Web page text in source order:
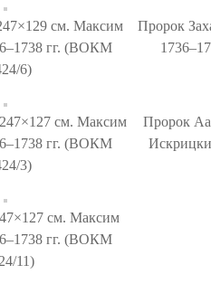
см. Максим
гг. (ВОКМ
6)
Пророк
см. Максим
гг. (ВОКМ
3)
Пророк
см. Максим
гг. (ВОКМ
11)